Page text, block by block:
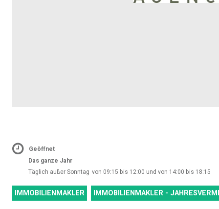
Geöffnet
Das ganze Jahr
Täglich außer Sonntag von 09:15 bis 12:00 und von 14:00 bis 18:15
IMMOBILIENMAKLER IMMOBILIENMAKLER -